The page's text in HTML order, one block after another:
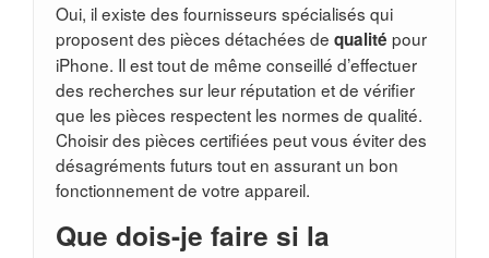
Oui, il existe des fournisseurs spécialisés qui
proposent des pièces détachées de qualité pour
iPhone. Il est tout de même conseillé d’effectuer
des recherches sur leur réputation et de vérifier
que les pièces respectent les normes de qualité.
Choisir des pièces certifiées peut vous éviter des
désagréments futurs tout en assurant un bon
fonctionnement de votre appareil.
Que dois-je faire si la